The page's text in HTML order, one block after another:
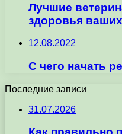
Лучшие
здоровья
12.08.2022
С чего начать
Последние записи
31.07.2026